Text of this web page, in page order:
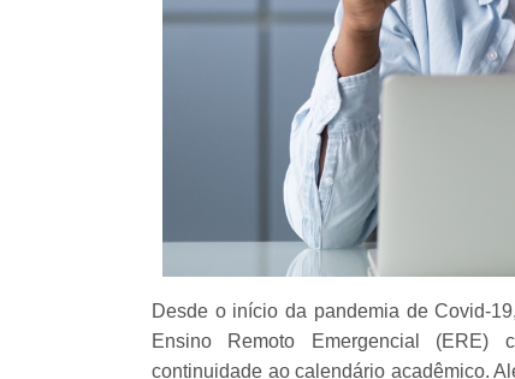
Desde o início da pandemia de Covid-
Ensino Remoto Emergencial (ERE)
continuidade ao calendário acadêmico.